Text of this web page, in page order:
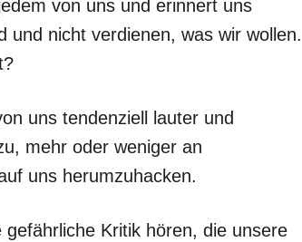
von uns und erinnert uns
und nicht verdienen, was wir wollen.
uns tendenziell lauter und
mehr oder weniger an
uns herumzuhacken.
Kritik hören, die unsere